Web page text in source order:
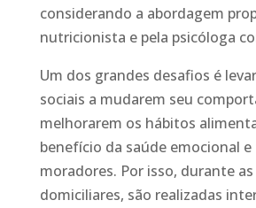
considerando a abordagem
nutricionista e pela psicóloga
Um dos grandes desafios é
sociais a mudarem seu
melhorarem os hábitos
benefício da saúde emocional
moradores. Por isso, durante
domiciliares, são realizadas